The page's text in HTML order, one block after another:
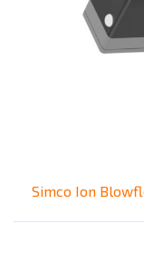
Simco Ion